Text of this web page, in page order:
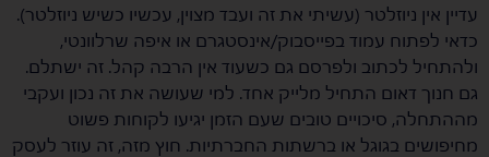
עדיין אין ניוזלטר (עשיתי את זה ועבד מצוין, עכשיו כשיש ניוזלטר).
כדאי לפתוח עמוד בפייסבוק/אינסטגרם או איפה שרלוונטי,
ולהתחיל לכתוב ולפרסם גם כשעוד אין הרבה קהל. זה ישתלם.
גם חנוך דאום התחיל מלייק אחד. למי שעושה את זה נכון ועקבי
מההתחלה, סיכויים טובים שעם הזמן יגיעו לקוחות פשוט
מחיפושים בגוגל או ברשתות החברתיות. חוץ מזה, זה עוזר לעסק